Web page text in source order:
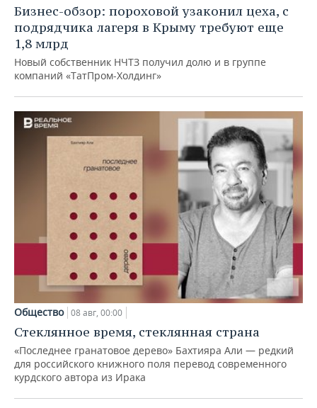
Бизнес-обзор: пороховой узаконил цеха, с
подрядчика лагеря в Крыму требуют еще
1,8 млрд
Новый собственник НЧТЗ получил долю и в группе
компаний «ТатПром-Холдинг»
Общество 08 авг, 00:00
Стеклянное время, стеклянная страна
«Последнее гранатовое дерево» Бахтияра Али — редкий
для российского книжного поля перевод современного
курдского автора из Ирака